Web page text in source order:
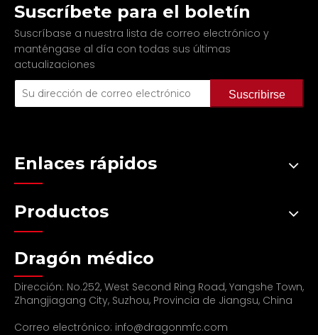
Suscríbete para el boletín
Suscríbase a nuestra lista de correo electrónico y
manténgase al día con todas sus últimas
actualizaciones
Suscribirse
Enlaces rápidos
Productos
Dragón médico
Dirección: No.252, West Second Ring Road, Yangshe Town,
Zhangjiagang City, Suzhou, Provincia de Jiangsu, China
Correo electrónico: info@dragonmfc.com